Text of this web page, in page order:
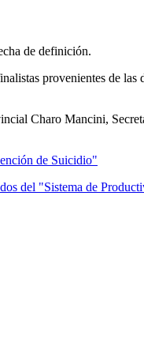
de definición.
provenientes de
Charo Mancini,
de Suicidio"
del "Sistema de